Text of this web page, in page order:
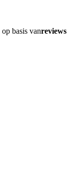
op basis vanreviews